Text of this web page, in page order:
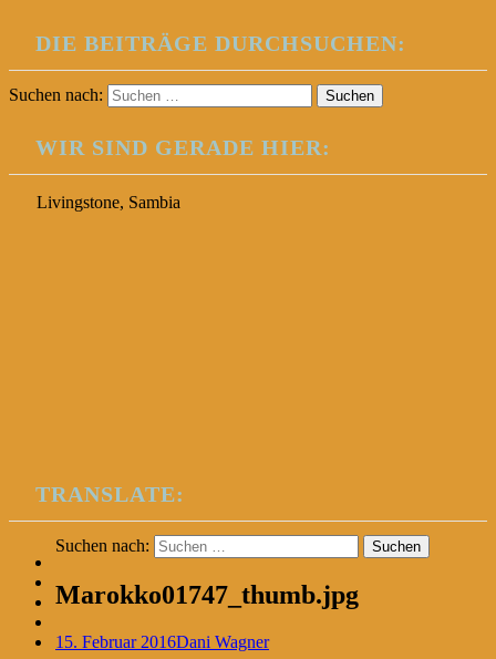
DIE BEITRÄGE DURCHSUCHEN:
Suchen nach:
WIR SIND GERADE HIER:
Livingstone, Sambia
TRANSLATE:
Suchen nach:
Marokko01747_thumb.jpg
15. Februar 2016Dani Wagner